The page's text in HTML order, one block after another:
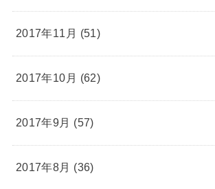
2017年11月 (51)
2017年10月 (62)
2017年9月 (57)
2017年8月 (36)